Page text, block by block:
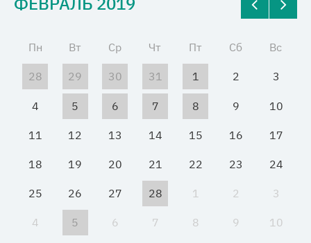
Пн Вт Ср Чт Пт Сб Вс
28 29 30 31 1 2 3
4 5 6 7 8 9 10
11 12 13 14 15 16 17
18 19 20 21 22 23 24
25 26 27 28 1 2 3
4 5 6 7 8 9 10
О компании
Компетенции и услуги
Отрасли
Проекты
Медиацентр
Карьера
Контакты